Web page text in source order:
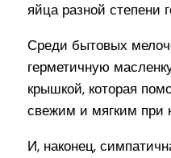
яйца разной степени
Среди бытовых
герметичную
крышкой, которая
свежим и мягким при
И, наконец,